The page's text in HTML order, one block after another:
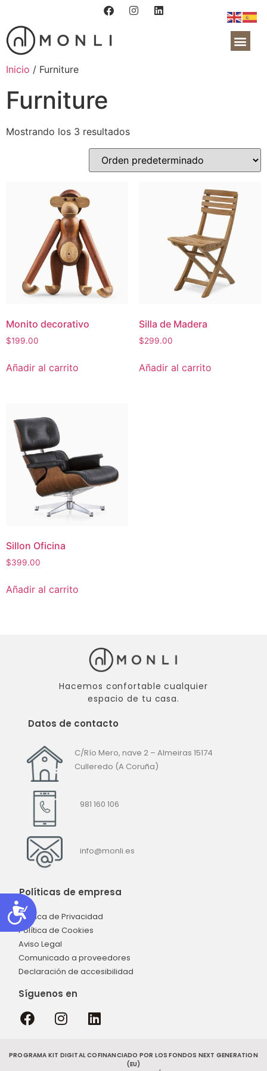
sitio
web
incluye
sistema
de
Accesibilidad
Inicio / Furniture
Furniture
Mostrando los 3 resultados
Monito decorativo
$199.00
Añadir al carrito
Silla de Madera
$299.00
Añadir al carrito
Sillon Oficina
$399.00
Añadir al carrito
Hacemos confortable cualquier
espacio de tu casa.
Datos de contacto
C/Río Mero, nave 2 – Almeiras 15174
Culleredo (A Coruña)
981 160 106
info@monli.es
Políticas de empresa
Política de Privacidad
Política de Cookies
Aviso Legal
Comunicado a proveedores
Declaración de accesibilidad
Síguenos en
PROGRAMA KIT DIGITAL COFINANCIADO POR LOS FONDOS NEXT GENERATION
(EU)